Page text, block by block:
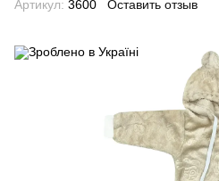
Артикул: 3600 Оставить отзыв